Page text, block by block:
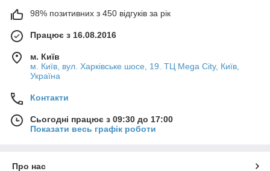
98% позитивних з 450 відгуків за рік
Працює з 16.08.2016
м. Київ
м. Київ, вул. Харківське шосе, 19. ТЦ Mega City, Київ,
Україна
Контакти
Сьогодні працює з 09:30 до 17:00
Показати весь графік роботи
Про нас